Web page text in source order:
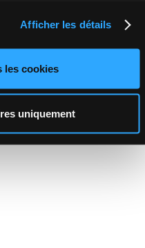
Afficher les détails
les cookies
uniquement